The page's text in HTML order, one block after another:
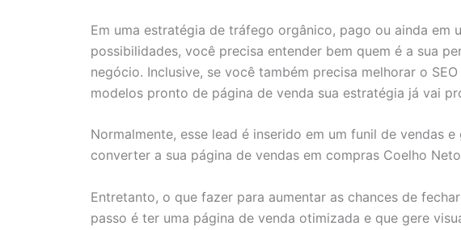
Em uma estratégia de tráfego orgânico, pago ou ainda em
possibilidades, você precisa entender bem quem é a sua
negócio. Inclusive, se você também precisa melhorar o
modelos pronto de página de venda sua estratégia já vai
Normalmente, esse lead é inserido em um funil de vendas
converter a sua página de vendas em compras Coelho
Entretanto, o que fazer para aumentar as chances de
passo é ter uma página de venda otimizada e que gere